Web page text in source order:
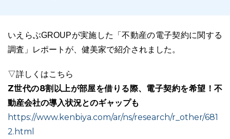
ホームページ制作について
いえらぶGROUPが実施した「不動産の電子契約に関する
調査」レポートが、健美家で紹介されました。
▽詳しくはこちら
Z世代の8割以上が部屋を借りる際、電子契約を希望！不
動産会社の導入状況とのギャップも
https://www.kenbiya.com/ar/ns/research/r_other/681
2.html